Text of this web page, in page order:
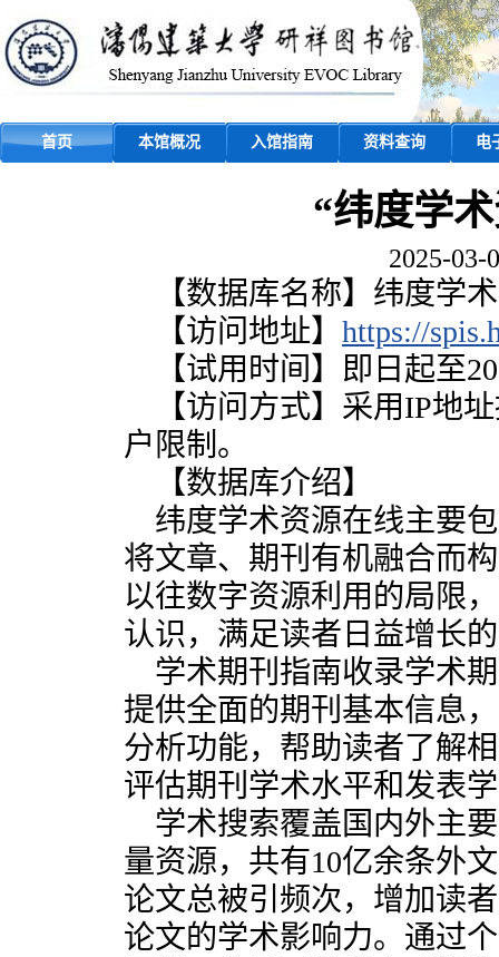
首页 本馆概况 入馆指南 资料查询 电
“纬度学
2025-03-
【数据库名称】纬度学
【访问地址】 https://
【试用时间】即日起至
【访问方式】采用IP地
户限制。
【数据库介绍】
纬度学术资源在线主要
将文章、期刊有机融合而
以往数字资源利用的局限
认识，满足读者日益增长
学术期刊指南收录学术
提供全面的期刊基本信息
分析功能，帮助读者了解
评估期刊学术水平和发表
学术搜索覆盖国内外主
量资源，共有10亿余条外
论文总被引频次，增加读
论文的学术影响力。通过